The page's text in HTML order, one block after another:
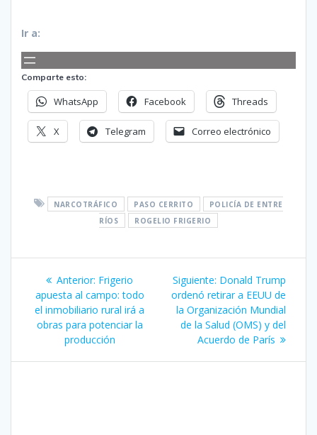
Ir a:
Comparte esto:
WhatsApp Facebook Threads
X Telegram Correo electrónico
NARCOTRÁFICO PASO CERRITO
POLICÍA DE ENTRE
RÍOS
ROGELIO FRIGERIO
Navegación
de
entradas
Anterior: Entrada
anterior:
Frigerio
apuesta al campo: todo
el inmobiliario rural irá a
obras para potenciar la
producción
Siguiente: Siguiente
entrada:
Donald Trump
ordenó retirar a EEUU de
la Organización Mundial
de la Salud (OMS) y del
Acuerdo de París